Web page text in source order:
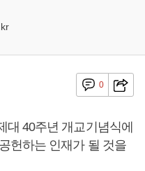
0
40주년 개교기념식에
헌하는 인재가 될 것을